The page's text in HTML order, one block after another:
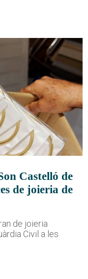
Castelló de
de joieria de
de joieria
Civil a les